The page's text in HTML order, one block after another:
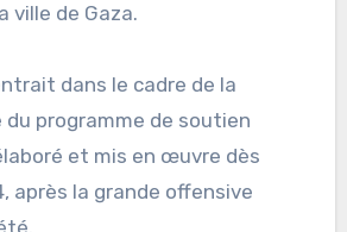
ville de Gaza.
dans le cadre de la
programme de soutien
et mis en œuvre dès
après la grande offensive